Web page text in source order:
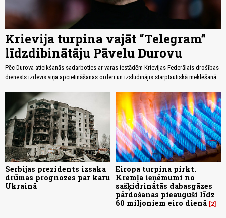
Krievija turpina vajāt “Telegram”
līdzdibinātāju Pāvelu Durovu
Pēc Durova atteikšanās sadarboties ar varas iestādēm Krievijas Federālais drošības
dienests izdevis viņa apcietināšanas orderi un izsludinājis starptautiskā meklēšanā.
Serbijas prezidents izsaka
drūmas prognozes par karu
Ukrainā
Eiropa turpina pirkt.
Kremļa ieņēmumi no
sašķidrinātās dabasgāzes
pārdošanas pieauguši līdz
60 miljoniem eiro dienā 2